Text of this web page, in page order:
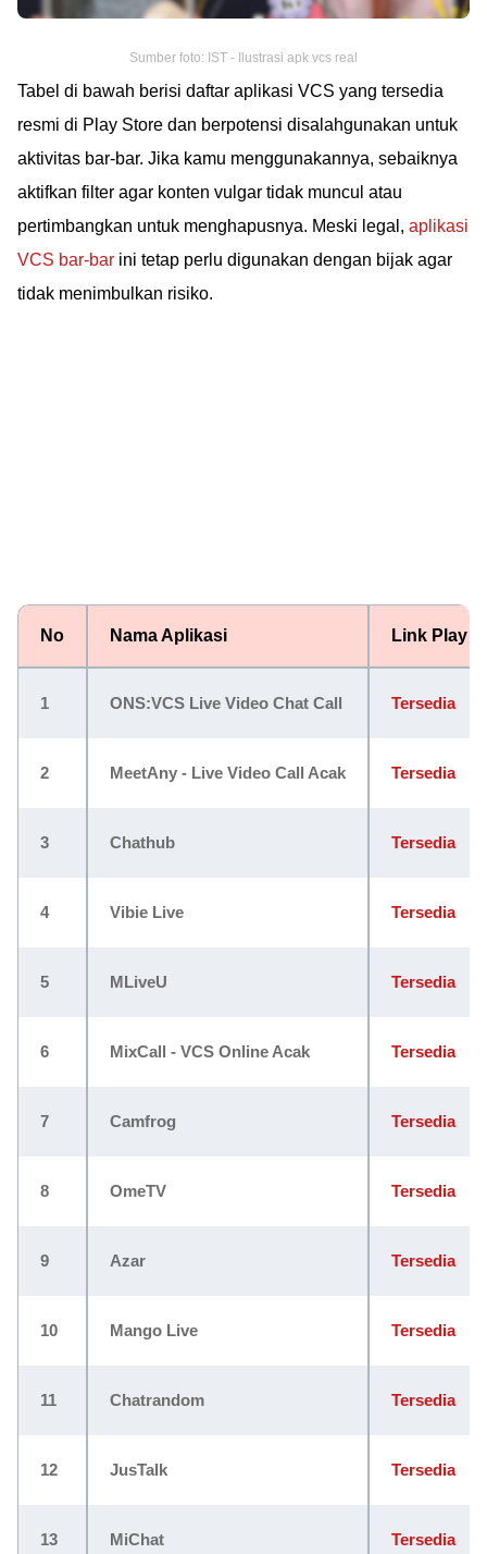
Sumber foto: IST - Ilustrasi apk vcs real
Tabel di bawah berisi daftar aplikasi VCS yang tersedia
resmi di Play Store dan berpotensi disalahgunakan untuk
aktivitas bar-bar. Jika kamu menggunakannya, sebaiknya
aktifkan filter agar konten vulgar tidak muncul atau
pertimbangkan untuk menghapusnya. Meski legal, aplikasi
VCS bar-bar ini tetap perlu digunakan dengan bijak agar
tidak menimbulkan risiko.
No Nama Aplikasi Link Play
1 ONS:VCS Live Video Chat Call Tersedia
2 MeetAny - Live Video Call Acak Tersedia
3 Chathub Tersedia
4 Vibie Live Tersedia
5 MLiveU Tersedia
6 MixCall - VCS Online Acak Tersedia
7 Camfrog Tersedia
8 OmeTV Tersedia
9 Azar Tersedia
10 Mango Live Tersedia
11 Chatrandom Tersedia
12 JusTalk Tersedia
13 MiChat Tersedia